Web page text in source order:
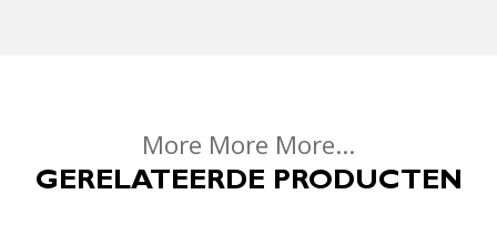
More More More...
GERELATEERDE PRODUCTEN